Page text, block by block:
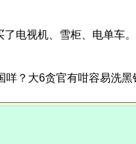
电视机、雪柜、电单车。
？大6贪官有咁容易洗黑